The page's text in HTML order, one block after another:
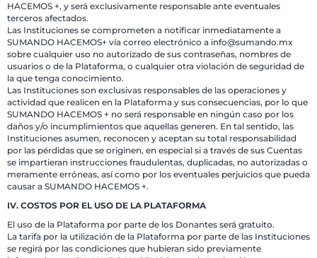
HACEMOS +, y será exclusivamente responsable ante eventuales
terceros afectados.
Las Instituciones se comprometen a notificar inmediatamente a
SUMANDO HACEMOS+ vía correo electrónico a info@sumando.mx
sobre cualquier uso no autorizado de sus contraseñas, nombres de
usuarios o de la Plataforma, o cualquier otra violación de seguridad de
la que tenga conocimiento.
Las Instituciones son exclusivas responsables de las operaciones y
actividad que realicen en la Plataforma y sus consecuencias, por lo que
SUMANDO HACEMOS + no será responsable en ningún caso por los
daños y/o incumplimientos que aquellas generen. En tal sentido, las
Instituciones asumen, reconocen y aceptan su total responsabilidad
por las pérdidas que se originen, en especial si a través de sus Cuentas
se impartieran instrucciones fraudulentas, duplicadas, no autorizadas o
meramente erróneas, así como por los eventuales perjuicios que pueda
causar a SUMANDO HACEMOS +.
IV. COSTOS POR EL USO DE LA PLATAFORMA
El uso de la Plataforma por parte de los Donantes será gratuito.
La tarifa por la utilización de la Plataforma por parte de las Instituciones
se regirá por las condiciones que hubieran sido previamente